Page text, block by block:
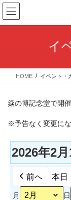
コ
ン
テ
ス
ナ
ビ
ゲ
ン
イ
HOME イベント・
焱の博記念堂で開
※予告なく変更に
2026年2月
前へ 本日
月 日